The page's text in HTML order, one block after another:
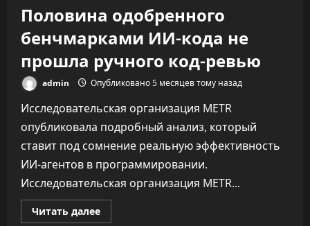
Половина одобренного
бенчмарками ИИ-кода не
прошла ручного код-ревью
admin Опубликовано 5 месяцев тому назад
Исследовательская организация METR
опубликовала подробный анализ, который
ставит под сомнение реальную эффективность
ИИ-агентов в программировании.
Исследовательская организация METR...
Читать далееПрочитать
больше